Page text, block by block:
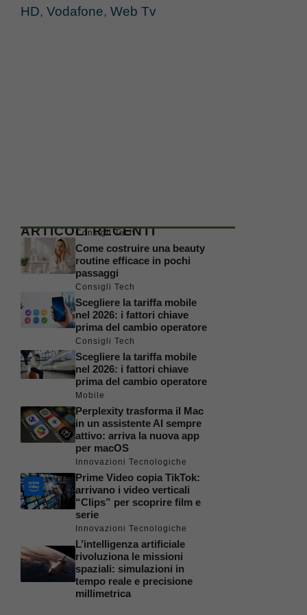
HD, Vodafone, Web Tv
ARTICOLI RECENTI
Consigli Tech
Come costruire una beauty
routine efficace in pochi
passaggi
Consigli Tech
Scegliere la tariffa mobile
nel 2026: i fattori chiave
prima del cambio operatore
Consigli Tech
Scegliere la tariffa mobile
nel 2026: i fattori chiave
prima del cambio operatore
Mobile
Perplexity trasforma il Mac
in un assistente AI sempre
attivo: arriva la nuova app
per macOS
Innovazioni Tecnologiche
Prime Video copia TikTok:
arrivano i video verticali
“Clips” per scoprire film e
serie
Innovazioni Tecnologiche
L’intelligenza artificiale
rivoluziona le missioni
spaziali: simulazioni in
tempo reale e precisione
millimetrica